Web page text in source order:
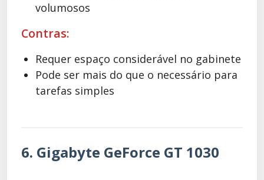
volumosos
Contras:
Requer espaço considerável no gabinete
Pode ser mais do que o necessário para
tarefas simples
6. Gigabyte GeForce GT 1030